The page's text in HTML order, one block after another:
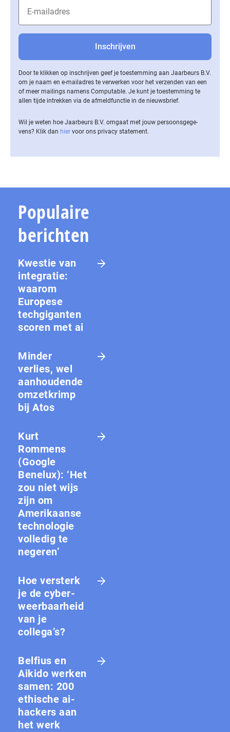
Door te klikken op inschrijven geef je toestemming aan Jaarbeurs B.V.
om je naam en e-mailadres te verwerken voor het verzenden van een
of meer mailings namens Computable. Je kunt je toestemming te
allen tijde intrekken via de af­meld­func­tie in de nieuwsbrief.
Wil je weten hoe Jaarbeurs B.V. omgaat met jouw per­soons­ge­ge­
vens? Klik dan hier voor ons privacy statement.
Populaire
berichten
Kwestie van
integratie:
waarom
Europese
techgiganten
scoren met ai
Minder
verlies, wel
aanhoudende
omzetkrimp
bij Atos
Kurt
Rommens
(Google
Benelux): ‘Het
zou niet wijs
zijn om
Amerikaanse
technologie
volledig te
negeren’
Hoe versterk
je de cy­ber­
weer­baar­heid
van je
collega’s?
Belfius en
Aikido werken
samen: 200
ethische ai-
hackers aan
het werk